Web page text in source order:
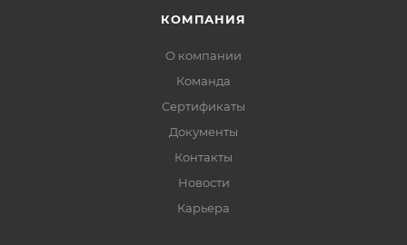
КОМПАНИЯ
О компании
Команда
Сертификаты
Документы
Контакты
Новости
Карьера